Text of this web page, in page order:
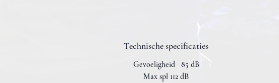
Technische specificaties
Gevoeligheid 85 dB
Max spl 112 dB